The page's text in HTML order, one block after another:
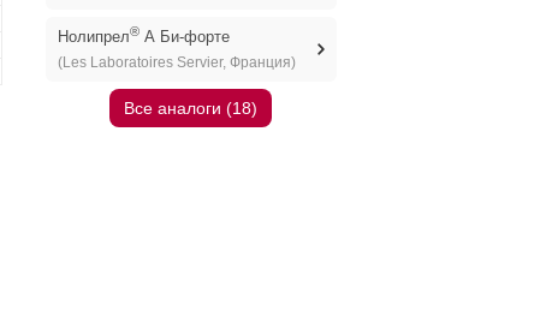
Нолипрел®А Би-форте
(Les Laboratoires Servier, Франция)
Все аналоги (18)